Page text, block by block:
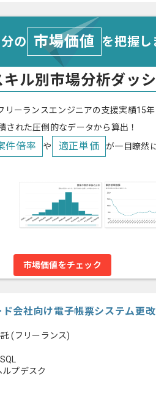
の 市場価値 を把握
キル別市場分析ダッ
リーランスエンジニアの支援実績15
された圧倒的なデータから算出！
件倍率 や 適正単価 が一目瞭然
市場価値をチェック
ド会社向け電子帳票システム更
託(フリーランス)
プデスク